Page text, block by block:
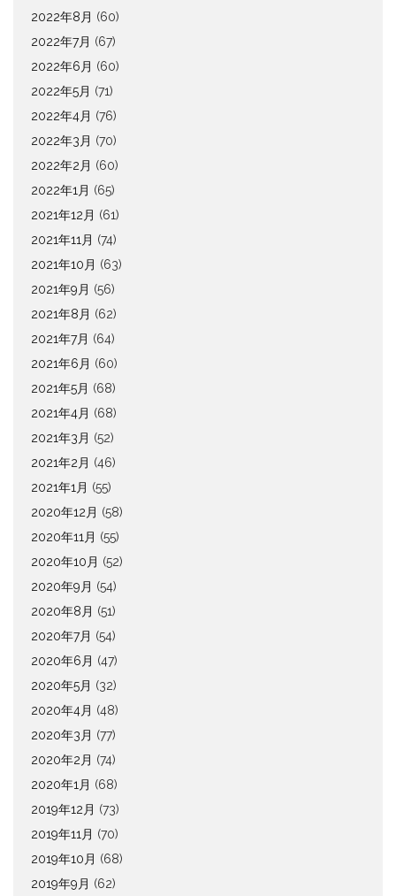
2022年8月 (60)
2022年7月 (67)
2022年6月 (60)
2022年5月 (71)
2022年4月 (76)
2022年3月 (70)
2022年2月 (60)
2022年1月 (65)
2021年12月 (61)
2021年11月 (74)
2021年10月 (63)
2021年9月 (56)
2021年8月 (62)
2021年7月 (64)
2021年6月 (60)
2021年5月 (68)
2021年4月 (68)
2021年3月 (52)
2021年2月 (46)
2021年1月 (55)
2020年12月 (58)
2020年11月 (55)
2020年10月 (52)
2020年9月 (54)
2020年8月 (51)
2020年7月 (54)
2020年6月 (47)
2020年5月 (32)
2020年4月 (48)
2020年3月 (77)
2020年2月 (74)
2020年1月 (68)
2019年12月 (73)
2019年11月 (70)
2019年10月 (68)
2019年9月 (62)